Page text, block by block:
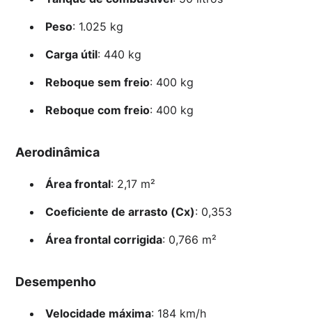
Peso: 1.025 kg
Carga útil: 440 kg
Reboque sem freio: 400 kg
Reboque com freio: 400 kg
Aerodinâmica
Área frontal: 2,17 m²
Coeficiente de arrasto (Cx): 0,353
Área frontal corrigida: 0,766 m²
Desempenho
Velocidade máxima: 184 km/h